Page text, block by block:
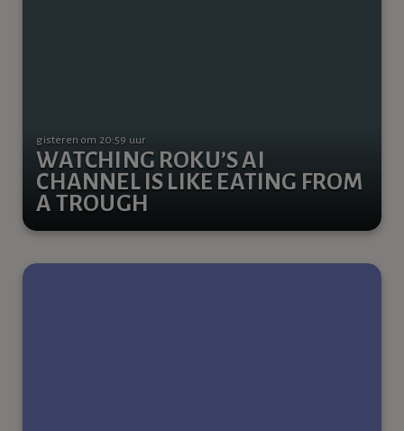
WATCHING ROKU’S AI
CHANNEL IS LIKE EATING FROM
A TROUGH
gisteren om 20:59 uur